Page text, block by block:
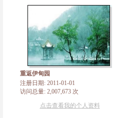
重返伊甸园
注册日期: 2011-01-01
访问总量: 2,007,673 次
点击查看我的个人资料